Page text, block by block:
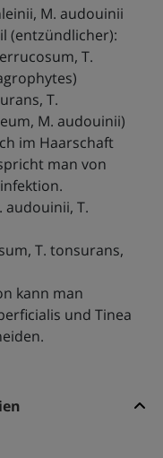
M. audouinii
(entzündlicher):
T.
T.
M. audouinii)
im Haarschaft
man von
audouinii, T.
T. tonsurans,
kann man
und Tinea